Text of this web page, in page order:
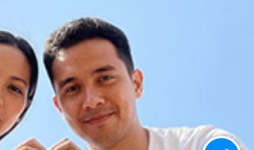
께 있어도 외롭고, 손을 잡아도 쓸쓸했습니다. 잠
리에서 등을 돌리는 일이 잦아졌고, 서로의 눈을
주치기조차 어려워졌습니다. 혼자라고 느껴지는
시간들, 자존감은 바닥으로 떨어졌고, 남자로서의
매력에 대한 의문만 커져갔습니다. 많은 남성들이
침묵 속에서 이 문제를 겪습니다. 하지만 중요한
은 이 위험한 감정을 인지하고, 더 이상 방치하지
는 것입니다. 말없이 이어지던 그 감정은 이제 멈